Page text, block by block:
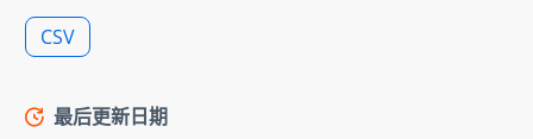
CSV
最后更新日期